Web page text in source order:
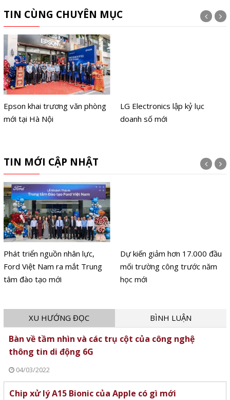
TIN CÙNG CHUYÊN MỤC
Epson khai trương văn phòng
mới tại Hà Nội
LG Electronics lập kỷ lục
doanh số mới
TIN MỚI CẬP NHẬT
Phát triển nguồn nhân lực,
Ford Việt Nam ra mắt Trung
tâm đào tạo mới
Dự kiến giảm hơn 17.000 đầu
mối trường công trước năm
học mới
XU HƯỚNG ĐỌC BÌNH LUẬN
Bàn về tầm nhìn và các trụ cột của công nghệ
thông tin di động 6G
04/03/2022
Chip xử lý A15 Bionic của Apple có gì mới